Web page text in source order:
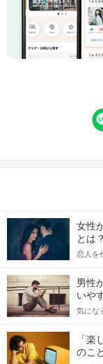
女性
とは？
恋人を
てアプ
格的に
をしっ
記事で
合に
男性
いや
気にな
しか
っし
送る
「
のこと